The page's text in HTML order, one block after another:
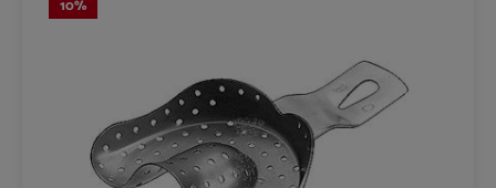
10%